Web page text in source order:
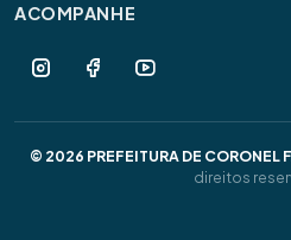
ACOMPANHE
© 2026 PREFEITURA DE CORONEL
direitos